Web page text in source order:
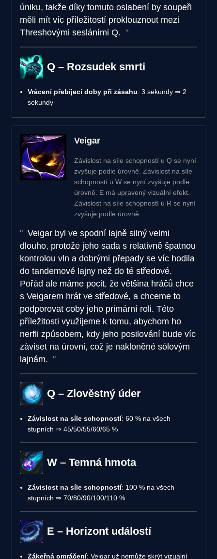
úniku, takže díky tomuto oslabení by soupeři
měli mít víc příležitostí proklouznout mezi
Threshovými sesláními Q.
Q – Rozsudek smrti
Vrácení přebíjecí doby při zásahu: 3 sekundy ⇒ 2
sekundy
Veigar
Závislost na síle schopností u Q se nyní
zvyšuje podle úrovně. Závislost na síle
schopností u W se nyní zvyšuje podle
úrovně. E má upravený vizuální efekt.
Závislost na síle schopností u R se nyní
zvyšuje podle úrovně.
Veigar byl ve spodní lajně silný velmi
dlouho, protože jeho sada s relativně špatnou
kontrolou vln a dobrými přepady se víc hodila
do tandemové lajny než do té středové.
Pořád ale máme pocit, že většina hráčů chce
s Veigarem hrát ve středové, a chceme to
podporovat coby jeho primární roli. Této
příležitosti využijeme k tomu, abychom ho
nerfli způsobem, kdy jeho posilování bude víc
záviset na úrovni, což je nakloněné sólovým
lajnám.
Q – Zlověstný úder
Závislost na síle schopností: 60 % na všech
stupních ⇒ 45/50/55/60/65 %
W – Temná hmota
Závislost na síle schopností: 100 % na všech
stupních ⇒ 70/80/90/100/110 %
E – Horizont událostí
Zákeřná omráčení: Veigar už nemůže skrýt vizuální